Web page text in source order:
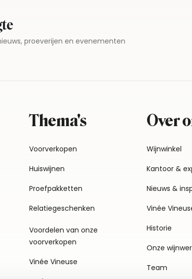
proeverijen en evenementen
Thema's
Voorverkopen
Huiswijnen
Proefpakketten
Relatiegeschenken
Voordelen van onze
voorverkopen
Vinée Vineuse
Over
Wijnwinkel
Kantoor &
Nieuws &
Vinée
Historie
Onze
Team